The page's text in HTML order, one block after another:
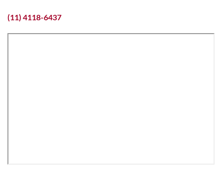
(11) 4118-6437